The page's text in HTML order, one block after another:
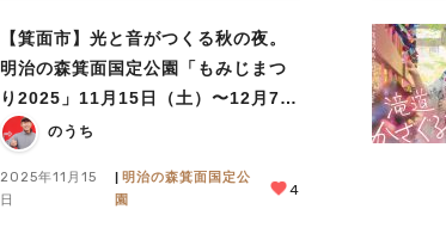
【箕面市】光と音がつくる秋の夜。
明治の森箕面国定公園「もみじまつ
り2025」11月15日（土）〜12月7日
（日）開催
のうち
2025年11月15
日
明治の森箕面国定公
園
4